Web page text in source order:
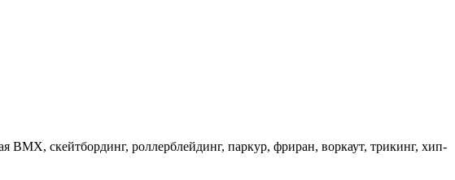
BMX, скейтбординг, роллерблейдинг, паркур, фриран, воркаут, трикинг, хип-